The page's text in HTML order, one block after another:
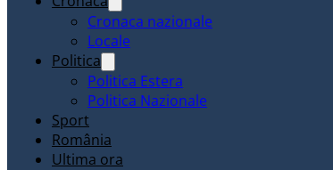
Cronaca nazionale
Locale
Politica
Politica Estera
Politica Nazionale
Sport
România
Ultima ora